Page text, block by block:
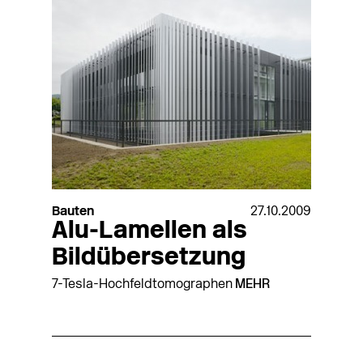
Bauten 27.10.2009
Alu-Lamellen als
Bildübersetzung
7-Tesla-Hochfeldtomographen MEHR